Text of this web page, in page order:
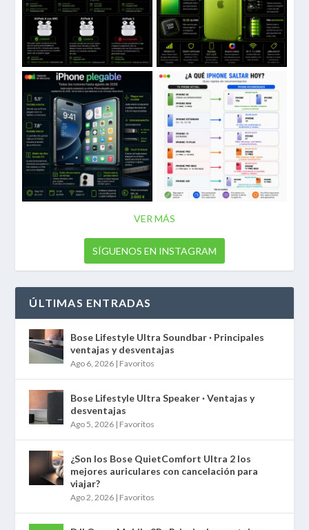
VER MÁS
SÍGUENOS EN INSTAGRAM
ÚLTIMAS ENTRADAS
Bose Lifestyle Ultra Soundbar · Principales
ventajas y desventajas
Ago 6, 2026 | Favoritos
Bose Lifestyle Ultra Speaker · Ventajas y
desventajas
Ago 5, 2026 | Favoritos
¿Son los Bose QuietComfort Ultra 2 los
mejores auriculares con cancelación para
viajar?
Ago 2, 2026 | Favoritos